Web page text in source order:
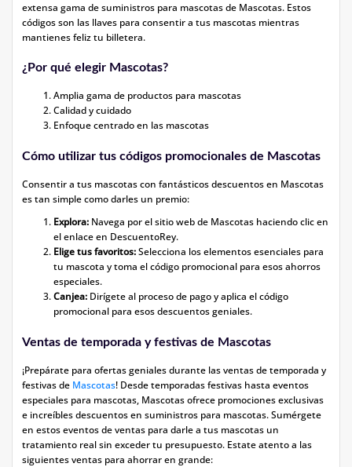
extensa gama de suministros para mascotas de Mascotas. Estos
códigos son las llaves para consentir a tus mascotas mientras
mantienes feliz tu billetera.
¿Por qué elegir Mascotas?
Amplia gama de productos para mascotas
Calidad y cuidado
Enfoque centrado en las mascotas
Cómo utilizar tus códigos promocionales de Mascotas
Consentir a tus mascotas con fantásticos descuentos en Mascotas
es tan simple como darles un premio:
Explora: Navega por el sitio web de Mascotas haciendo clic en
el enlace en DescuentoRey.
Elige tus favoritos:Selecciona los elementos esenciales para
tu mascota y toma el código promocional para esos ahorros
especiales.
Canjea: Dirígete al proceso de pago y aplica el código
promocional para esos descuentos geniales.
Ventas de temporada y festivas de Mascotas
¡Prepárate para ofertas geniales durante las ventas de temporada y
festivas de Mascotas! Desde temporadas festivas hasta eventos
especiales para mascotas, Mascotas ofrece promociones exclusivas
e increíbles descuentos en suministros para mascotas. Sumérgete
en estos eventos de ventas para darle a tus mascotas un
tratamiento real sin exceder tu presupuesto. Estate atento a las
siguientes ventas para ahorrar en grande: